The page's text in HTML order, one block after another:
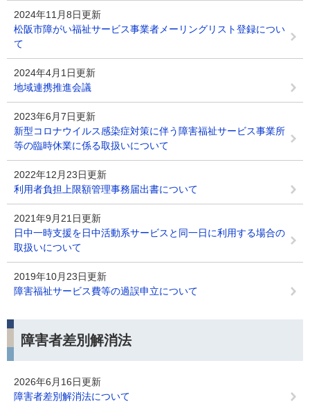
2024年11月8日更新
松阪市障がい福祉サービス事業者メーリングリスト登録につい
て
2024年4月1日更新
地域連携推進会議
2023年6月7日更新
新型コロナウイルス感染症対策に伴う障害福祉サービス事業所
等の臨時休業に係る取扱いについて
2022年12月23日更新
利用者負担上限額管理事務届出書について
2021年9月21日更新
日中一時支援を日中活動系サービスと同一日に利用する場合の
取扱いについて
2019年10月23日更新
障害福祉サービス費等の過誤申立について
障害者差別解消法
2026年6月16日更新
障害者差別解消法について